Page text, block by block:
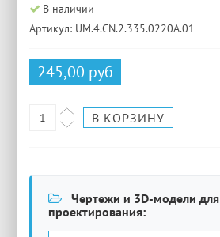
В наличии
Артикул: UM.4.CN.2.335.0220A.01
245,00 руб
Чертежи и 3D-модели для
проектирования: